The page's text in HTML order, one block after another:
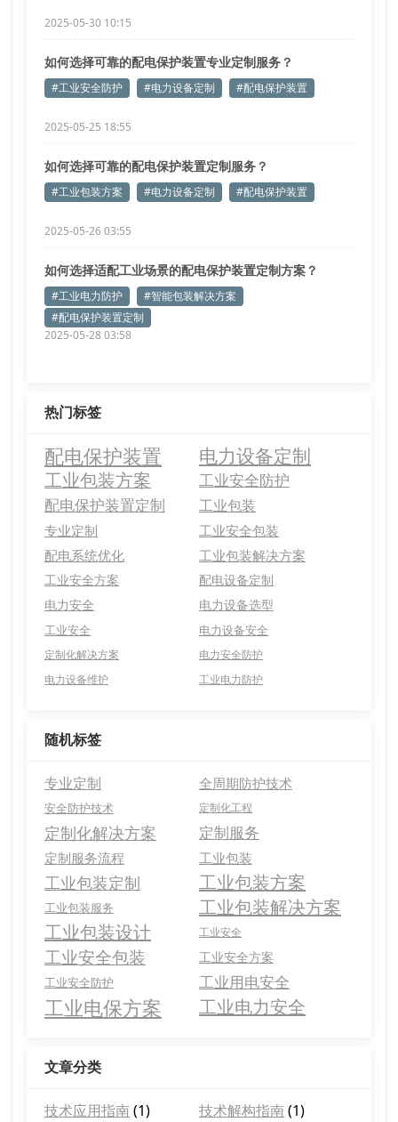
2025-05-30 10:15
如何选择可靠的配电保护装置专业定制服务？
#工业安全防护 #电力设备定制 #配电保护装置
2025-05-25 18:55
如何选择可靠的配电保护装置定制服务？
#工业包装方案 #电力设备定制 #配电保护装置
2025-05-26 03:55
如何选择适配工业场景的配电保护装置定制方案？
#工业电力防护
#智能包装解决方案
#配电保护装置定制
2025-05-28 03:58
热门标签
配电保护装置 电力设备定制
工业包装方案
工业安全防护
配电保护装置定制
工业包装
专业定制
工业安全包装
配电系统优化
工业包装解决方案
工业安全方案
配电设备定制
电力安全
电力设备选型
工业安全 电力设备安全
定制化解决方案
电力安全防护
电力设备维护
工业电力防护
随机标签
专业定制 全周期防护技术
安全防护技术 定制化工程
定制化解决方案 定制服务
定制服务流程 工业包装
工业包装定制 工业包装方案
工业包装服务
工业包装解决方案
工业包装设计
工业安全
工业安全包装 工业安全方案
工业安全防护 工业用电安全
工业电保方案 工业电力安全
文章分类
技术应用指南(1) 技术解构指南(1)